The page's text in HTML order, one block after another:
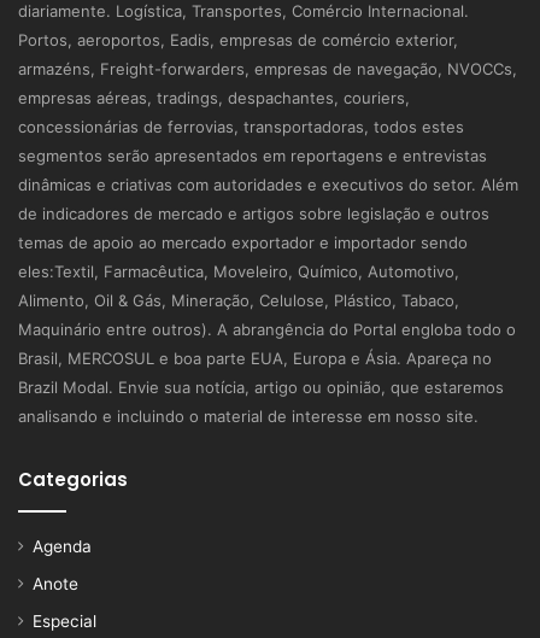
diariamente. Logística, Transportes, Comércio Internacional.
Portos, aeroportos, Eadis, empresas de comércio exterior,
armazéns, Freight-forwarders, empresas de navegação, NVOCCs,
empresas aéreas, tradings, despachantes, couriers,
concessionárias de ferrovias, transportadoras, todos estes
segmentos serão apresentados em reportagens e entrevistas
dinâmicas e criativas com autoridades e executivos do setor. Além
de indicadores de mercado e artigos sobre legislação e outros
temas de apoio ao mercado exportador e importador sendo
eles:Textil, Farmacêutica, Moveleiro, Químico, Automotivo,
Alimento, Oil & Gás, Mineração, Celulose, Plástico, Tabaco,
Maquinário entre outros). A abrangência do Portal engloba todo o
Brasil, MERCOSUL e boa parte EUA, Europa e Ásia. Apareça no
Brazil Modal. Envie sua notícia, artigo ou opinião, que estaremos
analisando e incluindo o material de interesse em nosso site.
Categorias
Agenda
Anote
Especial